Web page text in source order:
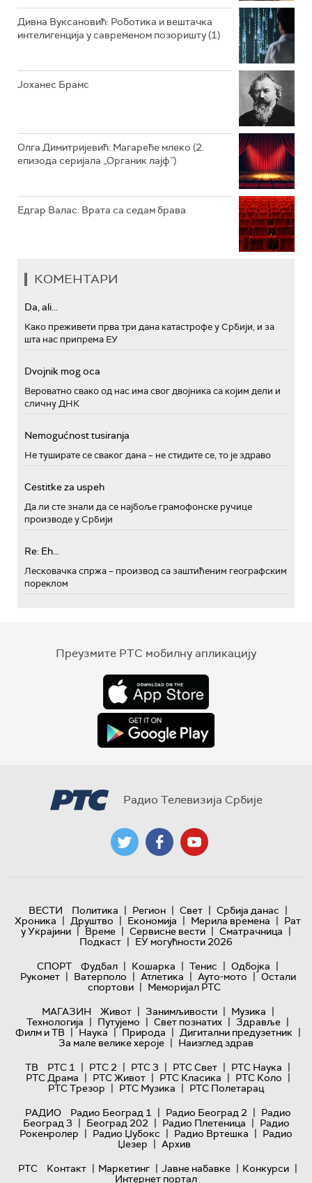
РАДИО ЏЕЗЕР
АРХИВ
Дивна Вуксановић: Роботика и вештачка
интелигенција у савременом позоришту (1)
Јоханес Брамс
Олга Димитријевић: Магареће млеко (2.
епизода серијала „Органик лајф”)
Едгар Валас: Врата са седам брава
КОМЕНТАРИ
Da, ali...
Како преживети прва три дана катастрофе у Србији, и за
шта нас припрема ЕУ
Dvojnik mog oca
Вероватно свако од нас има свог двојника са којим дели и
сличну ДНК
Nemogućnost tusiranja
Не туширате се сваког дана – не стидите се, то је здраво
Cestitke za uspeh
Да ли сте знали да се најбоље грамофонске ручице
производе у Србији
Re: Eh...
Лесковачка спржа – производ са заштићеним географским
пореклом
Преузмите РТС мобилну апликацију
Радио Телевизија Србије
ВЕСТИ Политика | Регион | Свет | Србија данас |
Хроника | Друштво | Економија | Мерила времена | Рат
у Украјини | Време | Сервисне вести | Сматрачница |
Подкаст | ЕУ могућности 2026
СПОРТ
Фудбал | Кошарка | Тенис | Одбојка |
Рукомет | Ватерполо | Атлетика | Ауто-мото | Остали
спортови | Меморијал РТС
МАГАЗИН
Живот | Занимљивости | Музика |
Технологијa | Путујемо | Свет познатих | Здравље |
Филм и ТВ | Наука | Природа | Дигитални предузетник |
За мале велике хероје | Наизглед здрав
ТВ
РТС 1 | РТС 2 | РТС 3 | РТС Свет | РТС Наука |
РТС Драма | РТС Живот | РТС Класика | РТС Коло |
РТС Трезор | РТС Музика | РТС Полетарац
РАДИО
Радио Београд 1 | Радио Београд 2 | Радио
Београд 3 | Београд 202 | Радио Плетеница | Радио
Рокенролер | Радио Џубокс | Радио Вртешка | Радио
Џезер | Архив
РТС
Контакт | Маркетинг | Јавне набавке | Конкурси |
Интернет портал